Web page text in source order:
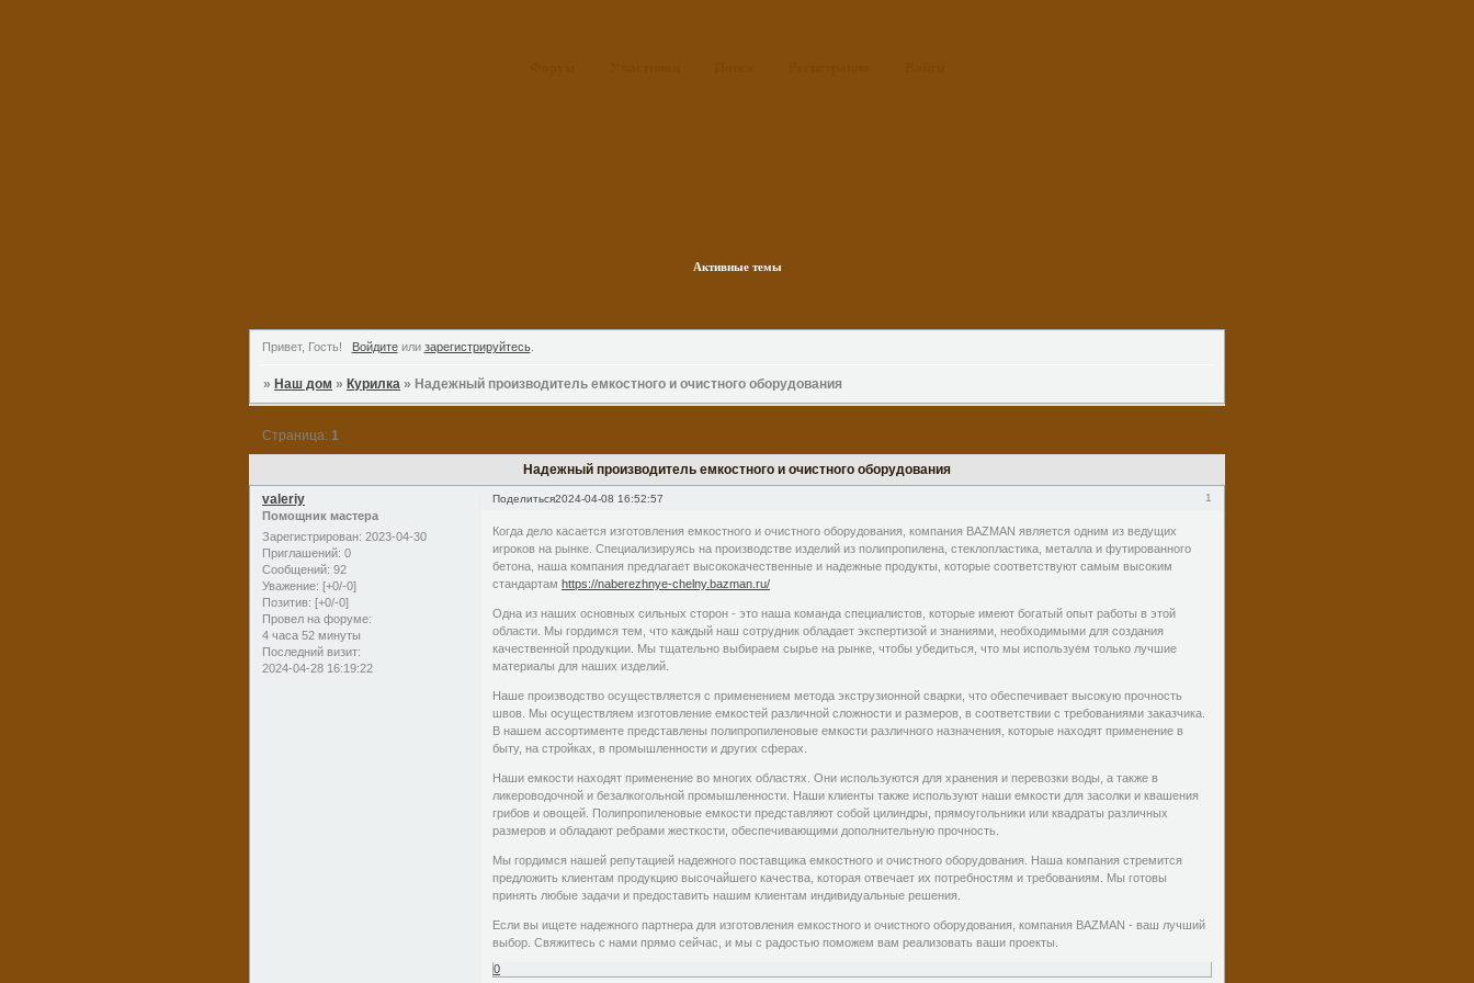
Активные темы
Привет, Гость! Войдитеили зарегистрируйтесь.
»Наш дом »Курилка »Надежный производитель емкостного и очистного оборудования
Надежный производитель емкостного и очистного оборудования
Страница: 1
Поделиться 1
2024-04-08 16:52:57
valeriy
Помощник мастера
Зарегистрирован: 2023-04-30
Приглашений: 0
Сообщений: 92
Уважение: [+0/-0]
Позитив: [+0/-0]
Провел на форуме:
4 часа 52 минуты
Последний визит:
2024-04-28 16:19:22
Когда дело касается изготовления емкостного и очистного оборудования, компания BAZMAN является одним из ведущих
игроков на рынке. Специализируясь на производстве изделий из полипропилена, стеклопластика, металла и футированного
бетона, наша компания предлагает высококачественные и надежные продукты, которые соответствуют самым высоким
стандартамhttps://naberezhnye-chelny.bazman.ru/
Одна из наших основных сильных сторон - это наша команда специалистов, которые имеют богатый опыт работы в этой
области. Мы гордимся тем, что каждый наш сотрудник обладает экспертизой и знаниями, необходимыми для создания
качественной продукции. Мы тщательно выбираем сырье на рынке, чтобы убедиться, что мы используем только лучшие
материалы для наших изделий.
Наше производство осуществляется с применением метода экструзионной сварки, что обеспечивает высокую прочность
швов. Мы осуществляем изготовление емкостей различной сложности и размеров, в соответствии с требованиями заказчика.
В нашем ассортименте представлены полипропиленовые емкости различного назначения, которые находят применение в
быту, на стройках, в промышленности и других сферах.
Наши емкости находят применение во многих областях. Они используются для хранения и перевозки воды, а также в
ликероводочной и безалкогольной промышленности. Наши клиенты также используют наши емкости для засолки и квашения
грибов и овощей. Полипропиленовые емкости представляют собой цилиндры, прямоугольники или квадраты различных
размеров и обладают ребрами жесткости, обеспечивающими дополнительную прочность.
Мы гордимся нашей репутацией надежного поставщика емкостного и очистного оборудования. Наша компания стремится
предложить клиентам продукцию высочайшего качества, которая отвечает их потребностям и требованиям. Мы готовы
принять любые задачи и предоставить нашим клиентам индивидуальные решения.
Если вы ищете надежного партнера для изготовления емкостного и очистного оборудования, компания BAZMAN - ваш лучший
выбор. Свяжитесь с нами прямо сейчас, и мы с радостью поможем вам реализовать ваши проекты.
0